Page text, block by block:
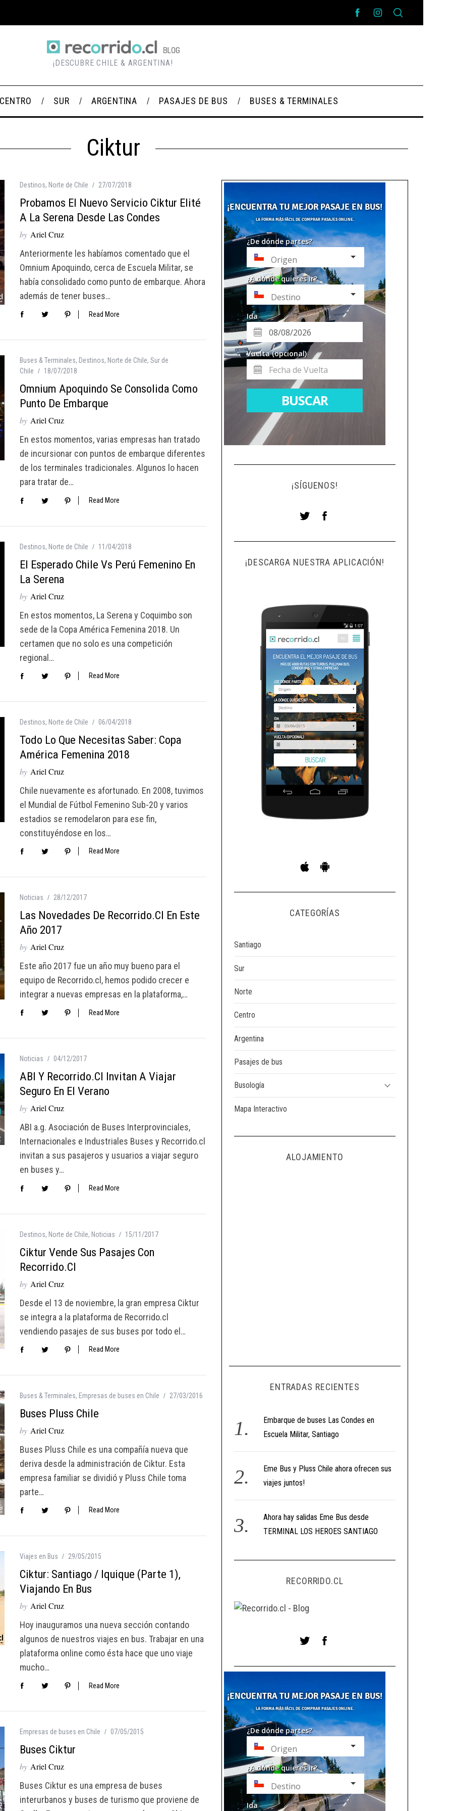
¡DESCUBRE CHILE & ARGENTINA!
CENTRO SUR ARGENTINA PASAJES DE BUS BUSES & TERMINALES
Ciktur
Destinos, Norte de Chile 27/07/2018
Probamos El Nuevo Servicio Ciktur Elité
A La Serena Desde Las Condes
by Ariel Cruz
Anteriormente les habíamos comentado que el
Omnium Apoquindo, cerca de Escuela Militar, se
había consolidado como punto de embarque. Ahora
además de tener buses…
Read More
Buses & Terminales, Destinos, Norte de Chile, Sur de
Chile
18/07/2018
Omnium Apoquindo Se Consolida Como
Punto De Embarque
by Ariel Cruz
En estos momentos, varias empresas han tratado
de incursionar con puntos de embarque diferentes
de los terminales tradicionales. Algunos lo hacen
para tratar de…
Read More
Destinos, Norte de Chile 11/04/2018
El Esperado Chile Vs Perú Femenino En
La Serena
by Ariel Cruz
En estos momentos, La Serena y Coquimbo son
sede de la Copa América Femenina 2018. Un
certamen que no solo es una competición
regional…
Read More
Destinos, Norte de Chile 06/04/2018
Todo Lo Que Necesitas Saber: Copa
América Femenina 2018
by Ariel Cruz
Chile nuevamente es afortunado. En 2008, tuvimos
el Mundial de Fútbol Femenino Sub-20 y varios
estadios se remodelaron para ese fin,
constituyéndose en los…
Read More
Noticias 28/12/2017
Las Novedades De Recorrido.cl En Este
Año 2017
by Ariel Cruz
Este año 2017 fue un año muy bueno para el
equipo de Recorrido.cl, hemos podido crecer e
integrar a nuevas empresas en la plataforma,…
Read More
Noticias 04/12/2017
ABI Y Recorrido.cl Invitan A Viajar
Seguro En El Verano
by Ariel Cruz
ABI a.g. Asociación de Buses Interprovinciales,
Internacionales e Industriales Buses y Recorrido.cl
invitan a sus pasajeros y usuarios a viajar seguro
en buses y…
Read More
Destinos, Norte de Chile, Noticias 15/11/2017
Ciktur Vende Sus Pasajes Con
Recorrido.cl
by Ariel Cruz
Desde el 13 de noviembre, la gran empresa Ciktur
se integra a la plataforma de Recorrido.cl
vendiendo pasajes de sus buses por todo el…
Read More
Buses & Terminales, Empresas de buses en Chile 27/03/2016
Buses Pluss Chile
by Ariel Cruz
Buses Pluss Chile es una compañía nueva que
deriva desde la administración de Ciktur. Esta
empresa familiar se dividió y Pluss Chile toma
parte…
Read More
Viajes en Bus 29/05/2015
Ciktur: Santiago / Iquique (Parte 1),
Viajando En Bus
by Ariel Cruz
Hoy inauguramos una nueva sección contando
algunos de nuestros viajes en bus. Trabajar en una
plataforma online como ésta hace que uno viaje
mucho…
Read More
Empresas de buses en Chile 07/05/2015
Buses Ciktur
by Ariel Cruz
Buses Ciktur es una empresa de buses
interurbanos y buses de turismo que proviene de
¡SÍGUENOS!
¡DESCARGA NUESTRA APLICACIÓN!
CATEGORÍAS
Santiago
Sur
Norte
Centro
Argentina
Pasajes de bus
Busología
Mapa Interactivo
ALOJAMIENTO
ENTRADAS RECIENTES
Embarque de buses Las Condes en
Escuela Militar, Santiago
Eme Bus y Pluss Chile ahora ofrecen sus
viajes juntos!
Ahora hay salidas Eme Bus desde
TERMINAL LOS HEROES SANTIAGO
RECORRIDO.CL